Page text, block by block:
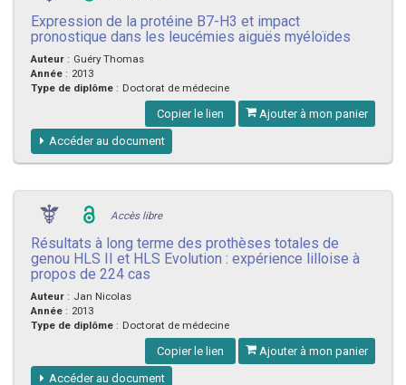
Expression de la protéine B7-H3 et impact
pronostique dans les leucémies aiguës myéloïdes
Auteur : Guéry Thomas
Année : 2013
Type de diplôme : Doctorat de médecine
Copier le lien Ajouter à mon panier
Accéder au document
Accès libre
Résultats à long terme des prothèses totales de
genou HLS II et HLS Evolution : expérience lilloise à
propos de 224 cas
Auteur : Jan Nicolas
Année : 2013
Type de diplôme : Doctorat de médecine
Copier le lien Ajouter à mon panier
Accéder au document